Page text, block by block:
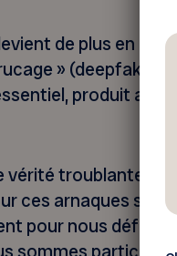
de plus en plus
» (deepfake),
produit
vérité troublante :
ces arnaques
pour nous